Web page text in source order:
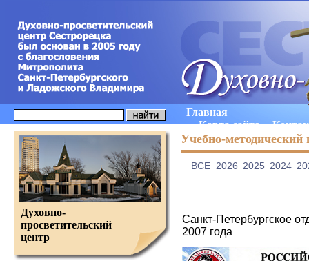
Главная
Карта сайта
Учебно-методический
ВCE 2026 2025 2024
Санкт-Петербургское
2007 года
Духовно-
просветительский
центр